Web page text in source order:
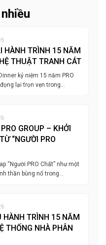
HÀNH TRÌNH 15 NĂM
THUẬT TRANH CÁT
kỷ niệm 15 năm PRO
lại trọn vẹn trong…
GROUP – KHỞI
“NGƯỜI PRO
“Người PRO Chất” như một
thần bùng nổ trong…
HÀNH TRÌNH 15 NĂM
THỐNG NHÀ PHÂN